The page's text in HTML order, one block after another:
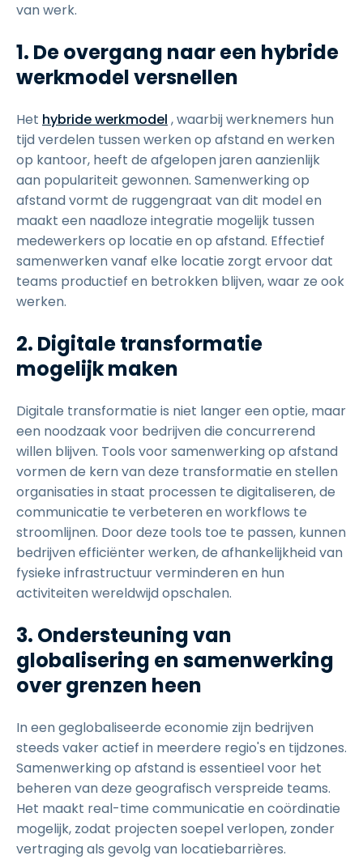
van werk.
1. De overgang naar een hybride
werkmodel versnellen
Het hybride werkmodel , waarbij werknemers hun
tijd verdelen tussen werken op afstand en werken
op kantoor, heeft de afgelopen jaren aanzienlijk
aan populariteit gewonnen. Samenwerking op
afstand vormt de ruggengraat van dit model en
maakt een naadloze integratie mogelijk tussen
medewerkers op locatie en op afstand. Effectief
samenwerken vanaf elke locatie zorgt ervoor dat
teams productief en betrokken blijven, waar ze ook
werken.
2. Digitale transformatie
mogelijk maken
Digitale transformatie is niet langer een optie, maar
een noodzaak voor bedrijven die concurrerend
willen blijven. Tools voor samenwerking op afstand
vormen de kern van deze transformatie en stellen
organisaties in staat processen te digitaliseren, de
communicatie te verbeteren en workflows te
stroomlijnen. Door deze tools toe te passen, kunnen
bedrijven efficiënter werken, de afhankelijkheid van
fysieke infrastructuur verminderen en hun
activiteiten wereldwijd opschalen.
3. Ondersteuning van
globalisering en samenwerking
over grenzen heen
In een geglobaliseerde economie zijn bedrijven
steeds vaker actief in meerdere regio's en tijdzones.
Samenwerking op afstand is essentieel voor het
beheren van deze geografisch verspreide teams.
Het maakt real-time communicatie en coördinatie
mogelijk, zodat projecten soepel verlopen, zonder
vertraging als gevolg van locatiebarrières.